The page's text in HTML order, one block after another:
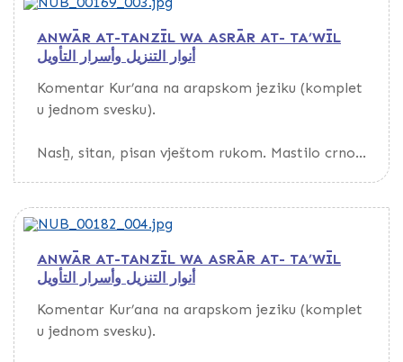
ANWĀR AT-TANZĪL WA ASRĀR AT- TA’WĪL
أنوار التنزيل وأسرار التأويل
Komentar Kur’ana na arapskom jeziku (komplet
u jednom svesku).
Nasẖ, sitan, pisan vještom rukom. Mastilo crno.
tankom crvenom linijom. Papir tamnobijel,
porijekla. Kustode.
Povez kožni.
ANWĀR AT-TANZĪL WA ASRĀR AT- TA’WĪL
أنوار التنزيل وأسرار التأويل
Komentar Kur’ana na arapskom jeziku (komplet
u jednom svesku).